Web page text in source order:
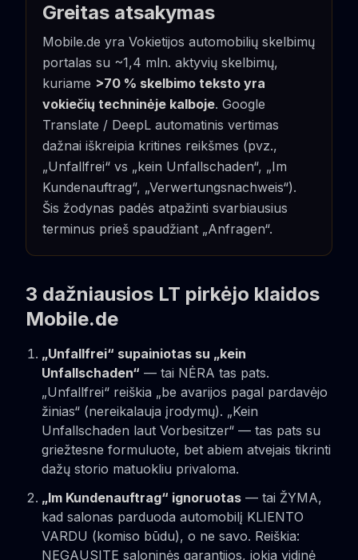
Greitas atsakymas
Mobile.de yra Vokietijos automobilių skelbimų
portalas su ~1,4 mln. aktyvių skelbimų,
kuriame >70 % skelbimo teksto yra
vokiečių techninėje kalboje. Google
Translate / DeepL automatinis vertimas
dažnai iškreipia kritines reikšmes (pvz.,
„Unfallfrei“ vs „kein Unfallschaden“, „Im
Kundenauftrag“, „Verwertungsnachweis“).
Šis žodynas padės atpažinti svarbiausius
terminus prieš spaudžiant „Anfragen“.
3 dažniausios LT pirkėjo klaidos
Mobile.de
„Unfallfrei“ supainiotas su „kein
Unfallschaden“ — tai NĖRA tas pats.
„Unfallfrei“ reiškia „be avarijos pagal pardavėjo
žinias“ (nereikalauja įrodymų). „Kein
Unfallschaden laut Vorbesitzer“ — tas pats su
griežtesne formuluote, bet abiem atvejais tikrinti
dažų storio matuokliu privaloma.
„Im Kundenauftrag“ ignoruotas — tai ŽYMA,
kad salonas parduoda automobilį KLIENTO
VARDU (komiso būdu), o ne savo. Reiškia:
NEGAUSITE saloninės garantijos, jokia vidinė